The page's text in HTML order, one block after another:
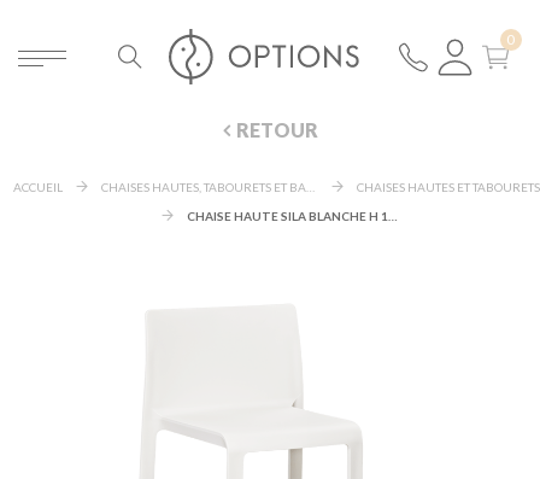
RETOUR
ACCUEIL
CHAISES HAUTES ET TABOURETS